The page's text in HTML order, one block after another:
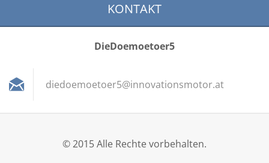
KONTAKT
DieDoemoetoer5
diedoemoetoer5@innovationsmotor.at
© 2015 Alle Rechte vorbehalten.